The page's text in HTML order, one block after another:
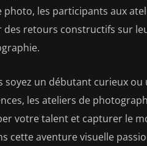
photo, les participants aux
des retours constructifs sur
soyez un débutant curieux
les ateliers de
votre talent et capturer le
cette aventure visuelle